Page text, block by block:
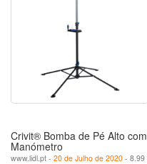
Crivit® Bomba de Pé Alto com
Manómetro
www.lidl.pt - 20 de Julho de 2020 - 8.99